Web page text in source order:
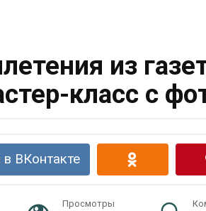
из
класс с
ВКонтакте
Просмотры